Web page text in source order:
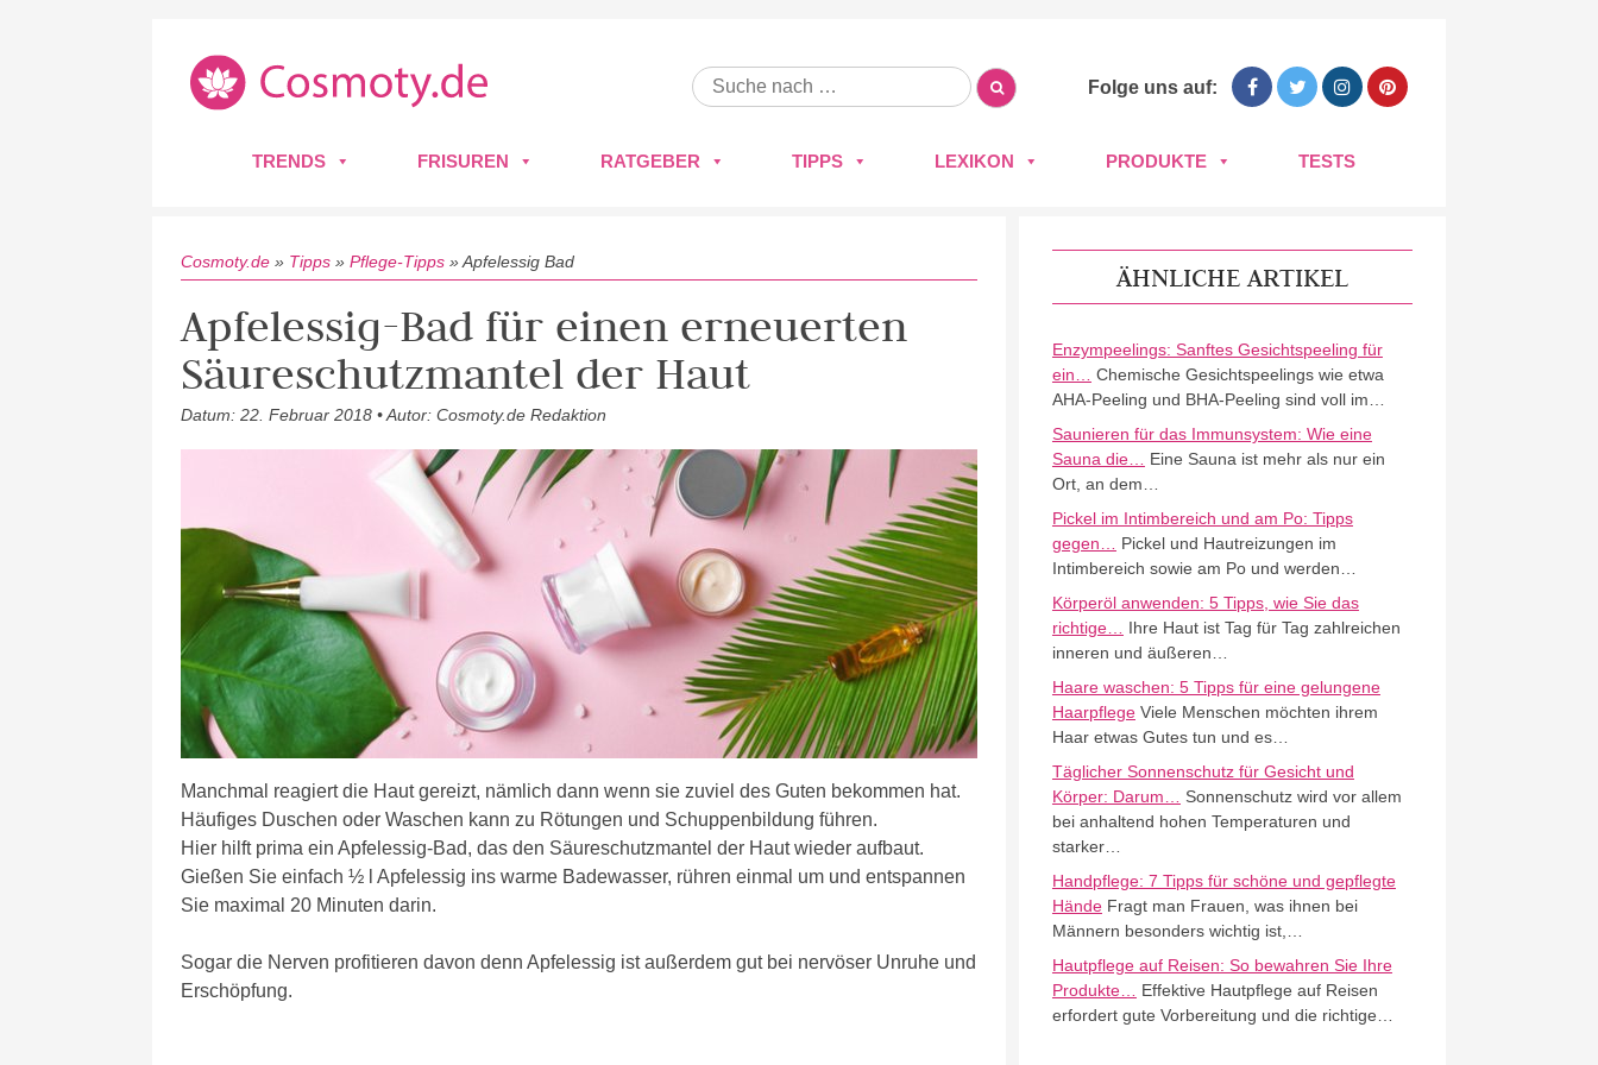
Folge uns auf:
TRENDS FRISUREN RATGEBER TIPPS LEXIKON PRODUKTE TESTS
Cosmoty.de » Tipps » Pflege-Tipps »Apfelessig Bad
Apfelessig-Bad für einen erneuerten
Säureschutzmantel der Haut
Datum: 22. Februar 2018 • Autor: Cosmoty.de Redaktion
Manchmal reagiert die Haut gereizt, nämlich dann wenn sie zuviel des Guten bekommen hat.
Häufiges Duschen oder Waschen kann zu Rötungen und Schuppenbildung führen.
Hier hilft prima ein Apfelessig-Bad, das den Säureschutzmantel der Haut wieder aufbaut.
Gießen Sie einfach ½ l Apfelessig ins warme Badewasser, rühren einmal um und entspannen
Sie maximal 20 Minuten darin.
Sogar die Nerven profitieren davon denn Apfelessig ist außerdem gut bei nervöser Unruhe und
Erschöpfung.
ÄHNLICHE ARTIKEL
Enzympeelings: Sanftes Gesichtspeeling für
ein…
Chemische Gesichtspeelings wie etwa
AHA-Peeling und BHA-Peeling sind voll im…
Saunieren für das Immunsystem: Wie eine
Sauna die…
Eine Sauna ist mehr als nur ein
Ort, an dem…
Pickel im Intimbereich und am Po: Tipps
gegen…
Pickel und Hautreizungen im
Intimbereich sowie am Po und werden…
Körperöl anwenden: 5 Tipps, wie Sie das
richtige…
Ihre Haut ist Tag für Tag zahlreichen
inneren und äußeren…
Haare waschen: 5 Tipps für eine gelungene
HaarpflegeViele Menschen möchten ihrem
Haar etwas Gutes tun und es…
Täglicher Sonnenschutz für Gesicht und
Körper: Darum…
Sonnenschutz wird vor allem
bei anhaltend hohen Temperaturen und
starker…
Handpflege: 7 Tipps für schöne und gepflegte
HändeFragt man Frauen, was ihnen bei
Männern besonders wichtig ist,…
Hautpflege auf Reisen: So bewahren Sie Ihre
Produkte…
Effektive Hautpflege auf Reisen
erfordert gute Vorbereitung und die richtige…